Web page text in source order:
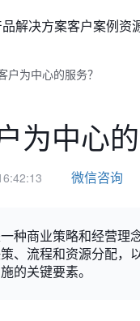
解决方案客户案例资
户为中心的服务？
为中心的
微信咨询
种商业策略和经营
、流程和资源分配，
的关键要素。